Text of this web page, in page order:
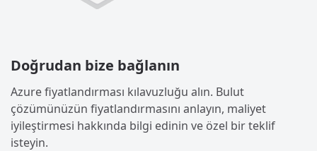
Doğrudan bize bağlanın
Azure fiyatlandırması kılavuzluğu alın. Bulut
çözümünüzün fiyatlandırmasını anlayın, maliyet
iyileştirmesi hakkında bilgi edinin ve özel bir teklif
isteyin.